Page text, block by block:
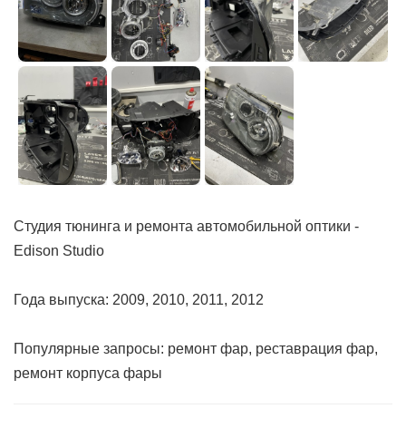
Студия тюнинга и ремонта автомобильной оптики -
Edison Studio
Года выпуска: 2009, 2010, 2011, 2012
Популярные запросы: ремонт фар, реставрация фар,
ремонт корпуса фары